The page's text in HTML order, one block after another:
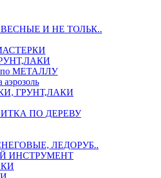
И НЕ ТОЛЬК..
по МЕТАЛЛУ
аэрозоль
ГРУНТ,ЛАКИ
ПО ДЕРЕВУ
ЛЕДОРУБ..
ИНСТРУМЕНТ